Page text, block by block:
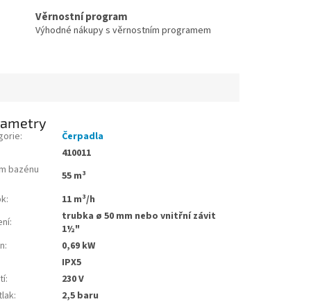
Věrnostní program
Výhodné nákupy s věrnostním programem
:
Čerpadla
410011
bazénu
55 m³
:
11 m³/h
:
trubka ø 50 mm nebo vnitřní závit
1½"
:
0,69 kW
IPX5
:
230 V
:
2,5 baru